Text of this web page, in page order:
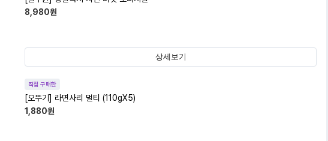
8,980원
상세보기
직접 구매한
[오뚜기] 라면사리 멀티 (110gX5)
1,880원